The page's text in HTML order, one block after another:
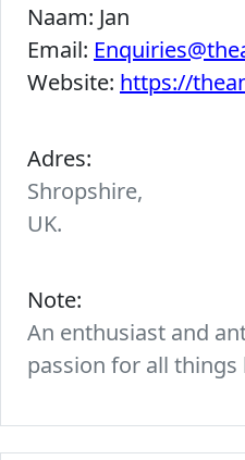
Naam: Jan
Email:
Website: https://
Adres:
Shropshire,
UK.
Note:
An enthusiast and
passion for all